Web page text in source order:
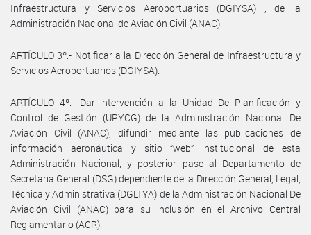
Infraestructura y Servicios Aeroportuarios (DGIYSA) , de la
Administración Nacional de Aviación Civil (ANAC).
ARTÍCULO 3º.- Notificar a la Dirección General de Infraestructura y
Servicios Aeroportuarios (DGIYSA).
ARTÍCULO 4º.- Dar intervención a la Unidad De Planificación y
Control de Gestión (UPYCG) de la Administración Nacional De
Aviación Civil (ANAC), difundir mediante las publicaciones de
información aeronáutica y sitio “web” institucional de esta
Administración Nacional, y posterior pase al Departamento de
Secretaria General (DSG) dependiente de la Dirección General, Legal,
Técnica y Administrativa (DGLTYA) de la Administración Nacional De
Aviación Civil (ANAC) para su inclusión en el Archivo Central
Reglamentario (ACR).